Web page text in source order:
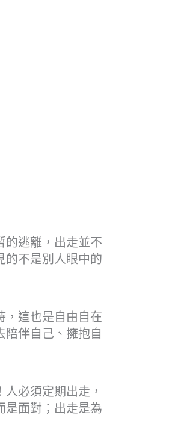
的逃離，出走並不
的不是別人眼中的
，這也是自由自在
伴自己、擁抱自
必須定期出走，
是面對；出走是為